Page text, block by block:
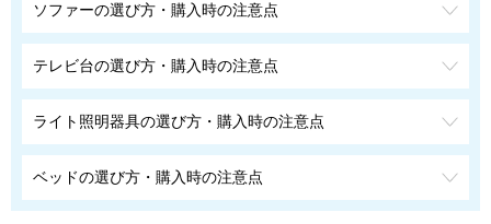
ソファーの選び方・購入時の注意点
テレビ台の選び方・購入時の注意点
ライト照明器具の選び方・購入時の注意点
ベッドの選び方・購入時の注意点